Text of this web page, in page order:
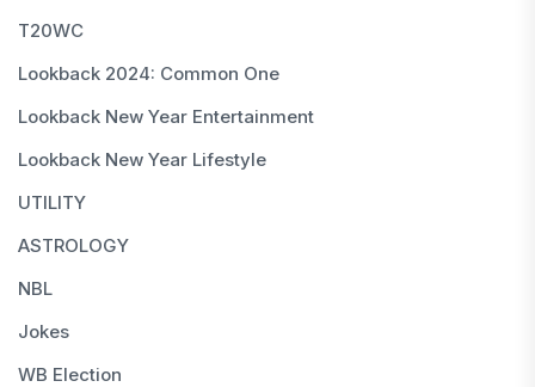
T20WC
Lookback 2024: Common One
Lookback New Year Entertainment
Lookback New Year Lifestyle
UTILITY
ASTROLOGY
NBL
Jokes
WB Election